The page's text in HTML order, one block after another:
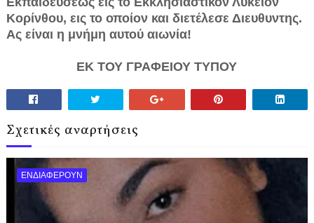
Κορίνθου, εις το οποίον και διετέλεσε Διευθυντης.
Ας είναι η μνήμη αυτού αιωνία!
ΕΚ ΤΟΥ ΓΡΑΦΕΙΟΥ ΤΥΠΟΥ
Σχετικές αναρτήσεις
ΕΝΔΙΑΦΕΡΟΥΝ